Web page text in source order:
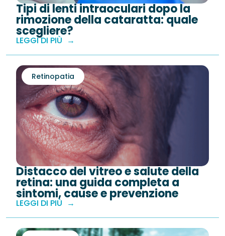
Tipi di lenti intraoculari dopo la
rimozione della cataratta: quale
scegliere?
LEGGI DI PIÙ
Distacco del vitreo e salute della
retina: una guida completa a
sintomi, cause e prevenzione
Retinopatia
LEGGI DI PIÙ